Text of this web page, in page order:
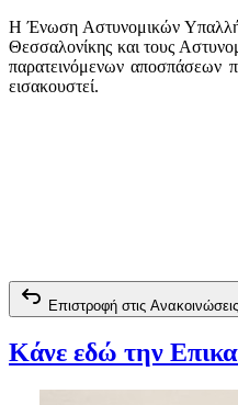
Η Ένωση Αστυνομικών
Θεσσαλονίκης και τους
παρατεινόμενων αποσπάσεων
εισακουστεί.
Επιστροφή στις Ανακοινώσεις
Κάνε εδώ την